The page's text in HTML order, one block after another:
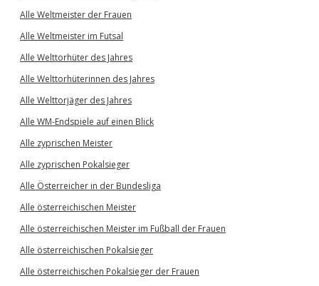
Alle Weltmeister der Frauen
Alle Weltmeister im Futsal
Alle Welttorhüter des Jahres
Alle Welttorhüterinnen des Jahres
Alle Welttorjäger des Jahres
Alle WM-Endspiele auf einen Blick
Alle zyprischen Meister
Alle zyprischen Pokalsieger
Alle Österreicher in der Bundesliga
Alle österreichischen Meister
Alle österreichischen Meister im Fußball der Frauen
Alle österreichischen Pokalsieger
Alle österreichischen Pokalsieger der Frauen